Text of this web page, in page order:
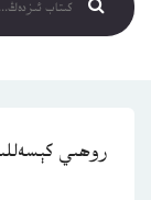
روھىي